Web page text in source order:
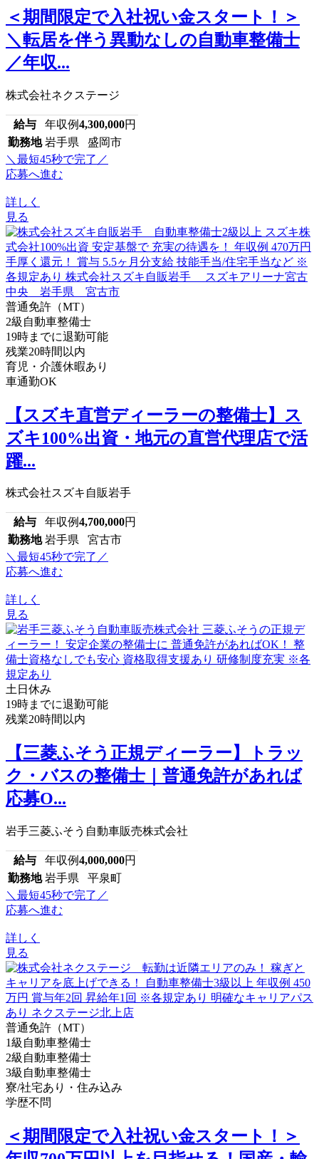
＜期間限定で入社祝い金スタート！＞
＼転居を伴う異動なしの自動車整備士
／年収...
株式会社ネクステージ
給与 年収例4,300,000円
勤務地 岩手県 盛岡市
＼最短45秒で完了／
応募へ進む
詳しく
見る
普通免許（MT）
2級自動車整備士
19時までに退勤可能
残業20時間以内
育児・介護休暇あり
車通勤OK
【スズキ直営ディーラーの整備士】ス
ズキ100%出資・地元の直営代理店で活
躍...
株式会社スズキ自販岩手
給与 年収例4,700,000円
勤務地 岩手県 宮古市
＼最短45秒で完了／
応募へ進む
詳しく
見る
土日休み
19時までに退勤可能
残業20時間以内
【三菱ふそう正規ディーラー】トラッ
ク・バスの整備士｜普通免許があれば
応募O...
岩手三菱ふそう自動車販売株式会社
給与 年収例4,000,000円
勤務地 岩手県 平泉町
＼最短45秒で完了／
応募へ進む
詳しく
見る
普通免許（MT）
1級自動車整備士
2級自動車整備士
3級自動車整備士
寮/社宅あり・住み込み
学歴不問
＜期間限定で入社祝い金スタート！＞